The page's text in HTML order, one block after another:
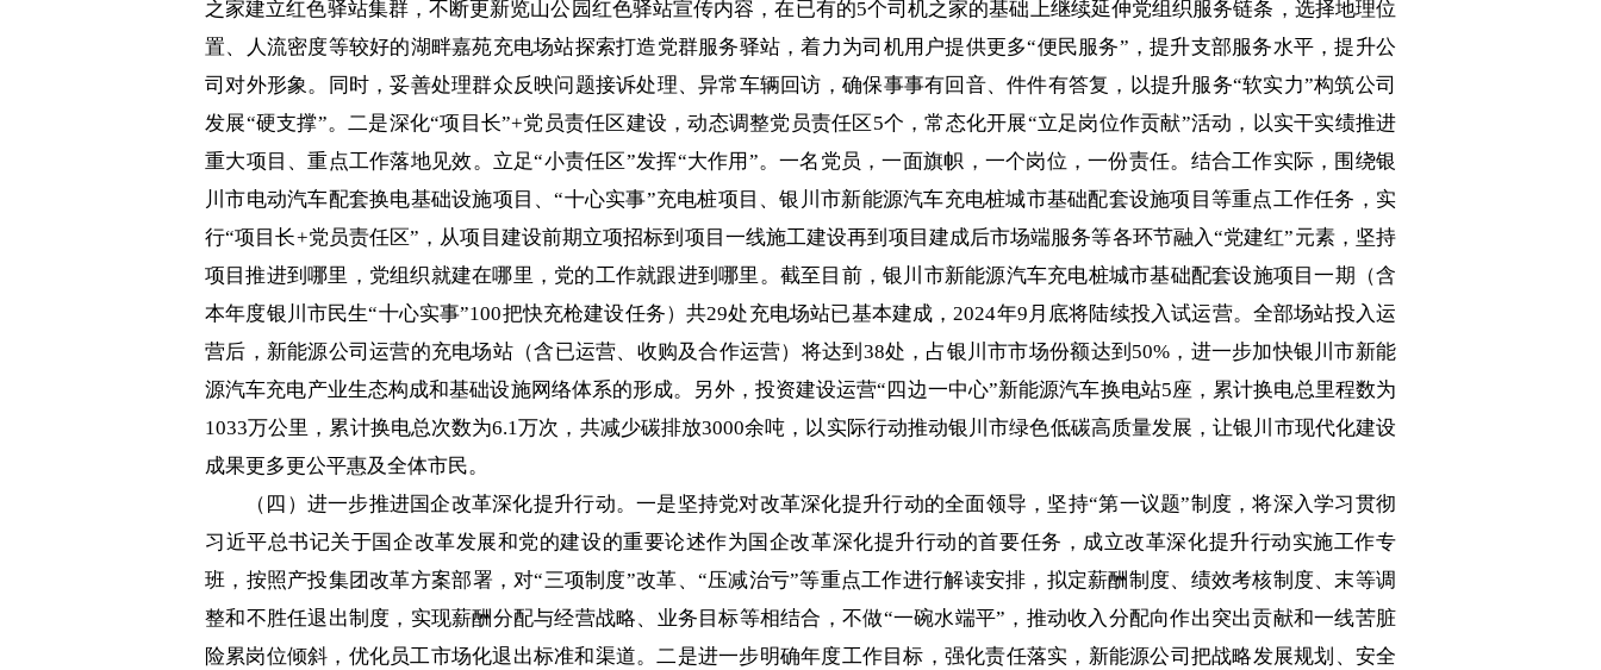
之家建立红色驿站集群，不断更新览山公园红色驿站宣传内容，在已有的5个司机之家的基础上继续延伸党组织服务链条，选择地理位
置、人流密度等较好的湖畔嘉苑充电场站探索打造党群服务驿站，着力为司机用户提供更多“便民服务”，提升支部服务水平，提升公
司对外形象。同时，妥善处理群众反映问题接诉处理、异常车辆回访，确保事事有回音、件件有答复，以提升服务“软实力”构筑公司
发展“硬支撑”。二是深化“项目长”+党员责任区建设，动态调整党员责任区5个，常态化开展“立足岗位作贡献”活动，以实干实绩推进
重大项目、重点工作落地见效。立足“小责任区”发挥“大作用”。一名党员，一面旗帜，一个岗位，一份责任。结合工作实际，围绕银
川市电动汽车配套换电基础设施项目、“十心实事”充电桩项目、银川市新能源汽车充电桩城市基础配套设施项目等重点工作任务，实
行“项目长+党员责任区”，从项目建设前期立项招标到项目一线施工建设再到项目建成后市场端服务等各环节融入“党建红”元素，坚持
项目推进到哪里，党组织就建在哪里，党的工作就跟进到哪里。截至目前，银川市新能源汽车充电桩城市基础配套设施项目一期（含
本年度银川市民生“十心实事”100把快充枪建设任务）共29处充电场站已基本建成，2024年9月底将陆续投入试运营。全部场站投入运
营后，新能源公司运营的充电场站（含已运营、收购及合作运营）将达到38处，占银川市市场份额达到50%，进一步加快银川市新能
源汽车充电产业生态构成和基础设施网络体系的形成。另外，投资建设运营“四边一中心”新能源汽车换电站5座，累计换电总里程数为
1033万公里，累计换电总次数为6.1万次，共减少碳排放3000余吨，以实际行动推动银川市绿色低碳高质量发展，让银川市现代化建设
成果更多更公平惠及全体市民。
（四）进一步推进国企改革深化提升行动。一是坚持党对改革深化提升行动的全面领导，坚持“第一议题”制度，将深入学习贯彻
习近平总书记关于国企改革发展和党的建设的重要论述作为国企改革深化提升行动的首要任务，成立改革深化提升行动实施工作专
班，按照产投集团改革方案部署，对“三项制度”改革、“压减治亏”等重点工作进行解读安排，拟定薪酬制度、绩效考核制度、末等调
整和不胜任退出制度，实现薪酬分配与经营战略、业务目标等相结合，不做“一碗水端平”，推动收入分配向作出突出贡献和一线苦脏
险累岗位倾斜，优化员工市场化退出标准和渠道。二是进一步明确年度工作目标，强化责任落实，新能源公司把战略发展规划、安全